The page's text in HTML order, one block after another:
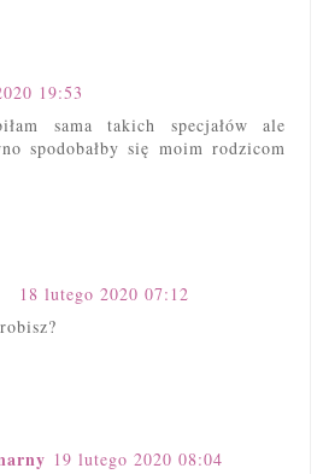
19:53
sama takich specjałów ale
spodobałby się moim rodzicom
18 lutego 2020 07:12
19 lutego 2020 08:04